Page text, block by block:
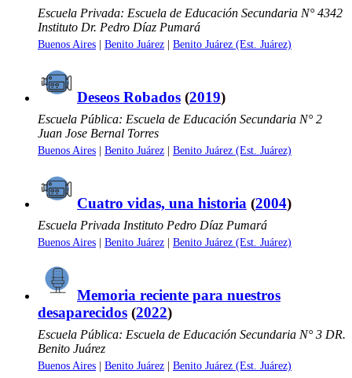
Escuela Privada: Escuela de Educación Secundaria N° 4342
Instituto Dr. Pedro Díaz Pumará
Buenos Aires | Benito Juárez | Benito Juárez (Est. Juárez)
Deseos Robados (2019)
Escuela Pública: Escuela de Educación Secundaria N° 2
Juan Jose Bernal Torres
Buenos Aires | Benito Juárez | Benito Juárez (Est. Juárez)
Cuatro vidas, una historia (2004)
Escuela Privada Instituto Pedro Díaz Pumará
Buenos Aires | Benito Juárez | Benito Juárez (Est. Juárez)
Memoria reciente para nuestros
desaparecidos (2022)
Escuela Pública: Escuela de Educación Secundaria N° 3 DR.
Benito Juárez
Buenos Aires | Benito Juárez | Benito Juárez (Est. Juárez)